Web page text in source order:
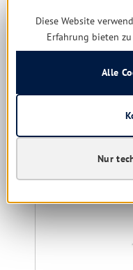
Sofort verfügbar,
Produktgalerie
Kunden kauften auch
Diese Website
Erfahrung bieten
Nur
Alle